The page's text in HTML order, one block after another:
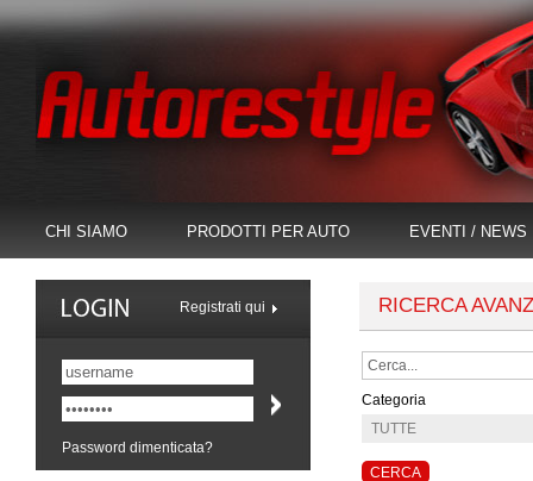
CHI SIAMO PRODOTTI PER AUTO EVENTI / NEWS
Password dimenticata?
Registrati qui RICERCA
Categoria